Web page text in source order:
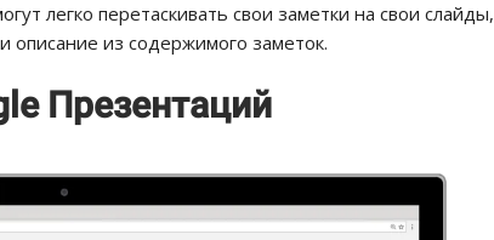
легко перетаскивать свои заметки на свои слайды,
описание из содержимого заметок.
Презентаций